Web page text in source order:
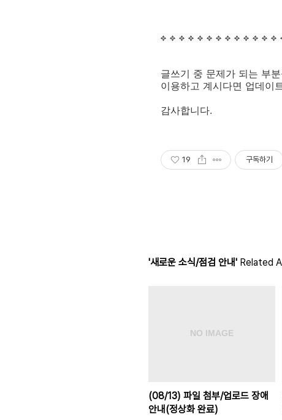
글쓰기 중 문제가 되는 부
이용하고 계시다면 업데이
감사합니다.
19 구독하기
'새로운 소식/점검 안내' Related
(08/13) 파일 첨부/업로드 장애
안내(정상화 완료)